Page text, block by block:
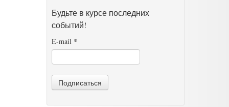
Будьте в курсе последних
событий!
E-mail *
Подписаться